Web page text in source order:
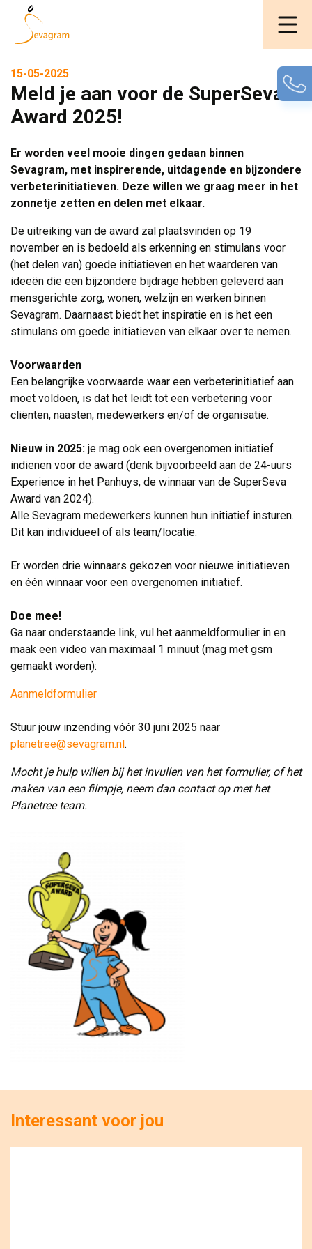
15-05-2025
Meld je aan voor de SuperSeva
Award 2025!
Er worden veel mooie dingen gedaan binnen
Sevagram, met inspirerende, uitdagende en bijzondere
verbeterinitiatieven. Deze willen we graag meer in het
zonnetje zetten en delen met elkaar.
De uitreiking van de award zal plaatsvinden op 19
november en is bedoeld als erkenning en stimulans voor
(het delen van) goede initiatieven en het waarderen van
ideeën die een bijzondere bijdrage hebben geleverd aan
mensgerichte zorg, wonen, welzijn en werken binnen
Sevagram. Daarnaast biedt het inspiratie en is het een
stimulans om goede initiatieven van elkaar over te nemen.
Voorwaarden
Een belangrijke voorwaarde waar een verbeterinitiatief aan
moet voldoen, is dat het leidt tot een verbetering voor
cliënten, naasten, medewerkers en/of de organisatie.
Nieuw in 2025: je mag ook een overgenomen initiatief
indienen voor de award (denk bijvoorbeeld aan de 24-uurs
Experience in het Panhuys, de winnaar van de SuperSeva
Award van 2024).
Alle Sevagram medewerkers kunnen hun initiatief insturen.
Dit kan individueel of als team/locatie.
Er worden drie winnaars gekozen voor nieuwe initiatieven
en één winnaar voor een overgenomen initiatief.
Doe mee!
Ga naar onderstaande link, vul het aanmeldformulier in en
maak een video van maximaal 1 minuut (mag met gsm
gemaakt worden):
Aanmeldformulier
Stuur jouw inzending vóór 30 juni 2025 naar
planetree@sevagram.nl.
Mocht je hulp willen bij het invullen van het formulier, of het
maken van een filmpje, neem dan contact op met het
Planetree team.
Interessant voor jou